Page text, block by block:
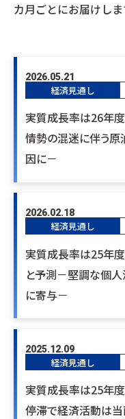
カ月ごとにお届けしま
2026.05.21
経済見通し
実質成長率は26年
情勢の混迷に伴う
因に－
2026.02.18
経済見通し
実質成長率は25年
と予測－堅調な個
に寄与－
2025.12.09
経済見通し
実質成長率は25年
停滞で経済活動は当